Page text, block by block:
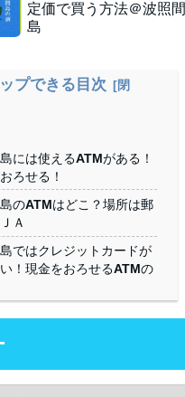
定価で買う方法＠波照間
島
プできる目次
には使えるATMがある！
ろせる！
のATMはどこ？場所は郵
Ａ
ではクレジットカードが
！現金をおろせるATMの